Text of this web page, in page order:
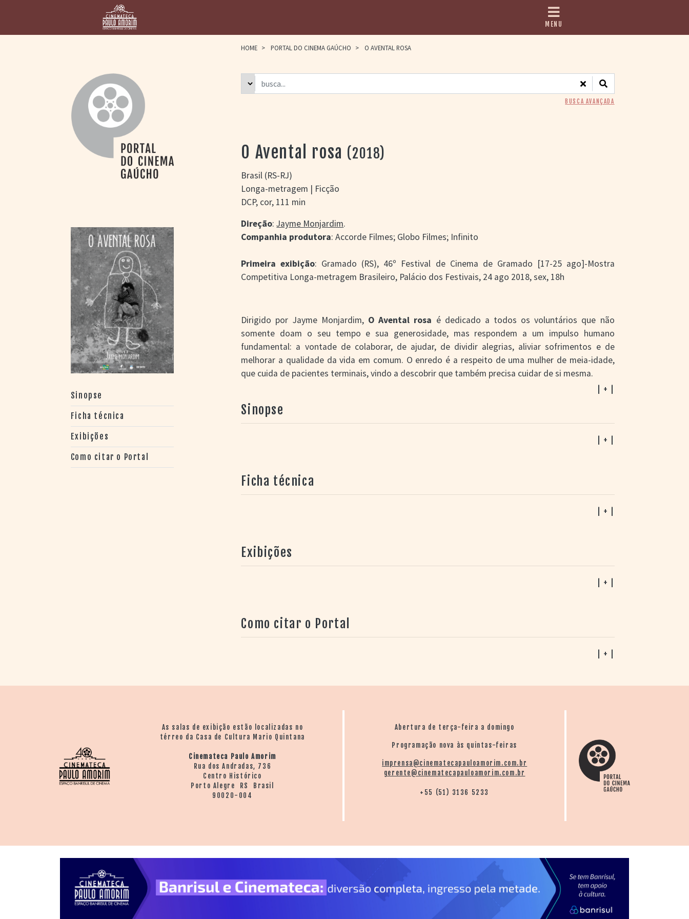
PAULO AMORIM
> HOMENAGEADOS
> ASSOCIAÇÃO DOS
> BIBLIOTECA
ROMEU GRIMALDI
CINEMA GAÚCHO
> APRESENTAÇÃO
> BUSCA AVANÇADA
> LISTA DE FILMES
> FILMOGRAFIAS DE
CINEASTAS
> DISCOGRAFIAS
> BIBLIOGRAFIAS
CONTATO E
MENU
HOME > PORTAL DO CINEMA GAÚCHO > O AVENTAL ROSA
Sinopse
Ficha técnica
Exibições
Como citar o Portal
BUSCA AVANÇADA
O Avental rosa (2018)
Brasil (RS-RJ)
Longa-metragem | Ficção
DCP, cor, 111 min
Direção:Jayme Monjardim.
Companhia produtora: Accorde Filmes; Globo Filmes; Infinito
Primeira exibição: Gramado (RS), 46º Festival de Cinema de Gramado [17-25 ago]-Mostra
Competitiva Longa-metragem Brasileiro, Palácio dos Festivais, 24 ago 2018, sex, 18h
Dirigido por Jayme Monjardim, O Avental rosa é dedicado a todos os voluntários que não
somente doam o seu tempo e sua generosidade, mas respondem a um impulso humano
fundamental: a vontade de colaborar, de ajudar, de dividir alegrias, aliviar sofrimentos e de
melhorar a qualidade da vida em comum. O enredo é a respeito de uma mulher de meia-idade,
que cuida de pacientes terminais, vindo a descobrir que também precisa cuidar de si mesma.
| + |
Sinopse
| + |
Ficha técnica
| + |
Exibições
| + |
Como citar o Portal
| + |
As salas de exibição estão localizadas no
térreo da Casa de Cultura Mario Quintana
Cinemateca Paulo Amorim
Rua dos Andradas, 736
Centro Histórico
Porto Alegre RS Brasil
90020-004
Abertura de terça-feira a domingo
Programação nova às quintas-feiras
imprensa@cinematecapauloamorim.com.br
gerente@cinematecapauloamorim.com.br
+55 (51) 3136 5233